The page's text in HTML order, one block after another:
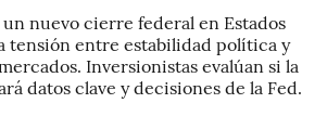
un nuevo cierre federal en Estados
tensión entre estabilidad política y
Inversionistas evalúan si la
datos clave y decisiones de la Fed.